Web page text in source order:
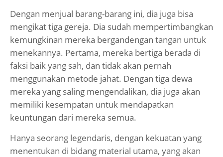
Dengan menjual barang-barang ini, dia juga bisa
mengikat tiga gereja. Dia sudah mempertimbangkan
kemungkinan mereka bergandengan tangan untuk
menekannya. Pertama, mereka bertiga berada di
faksi baik yang sah, dan tidak akan pernah
menggunakan metode jahat. Dengan tiga dewa
mereka yang saling mengendalikan, dia juga akan
memiliki kesempatan untuk mendapatkan
keuntungan dari mereka semua.
Hanya seorang legendaris, dengan kekuatan yang
menentukan di bidang material utama, yang akan